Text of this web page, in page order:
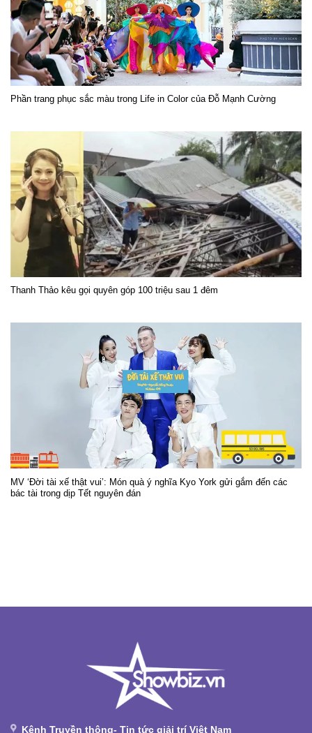
Phần trang phục sắc màu trong Life in Color của Đỗ Mạnh Cường
Thanh Thảo kêu gọi quyên góp 100 triệu sau 1 đêm
MV ‘Đời tài xế thật vui’: Món quà ý nghĩa Kyo York gửi gắm đến các
bác tài trong dịp Tết nguyên đán
Kênh Truyền thông- Tin tức giải trí Việt Nam